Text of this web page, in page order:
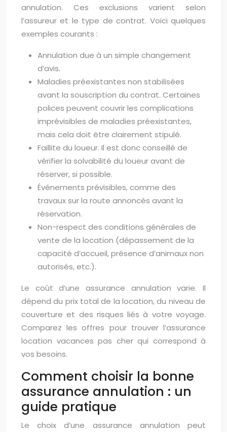
annulation. Ces exclusions varient selon
l’assureur et le type de contrat. Voici quelques
exemples courants :
Annulation due à un simple changement
d’avis.
Maladies préexistantes non stabilisées
avant la souscription du contrat. Certaines
polices peuvent couvrir les complications
imprévisibles de maladies préexistantes,
mais cela doit être clairement stipulé.
Faillite du loueur. Il est donc conseillé de
vérifier la solvabilité du loueur avant de
réserver, si possible.
Événements prévisibles, comme des
travaux sur la route annoncés avant la
réservation.
Non-respect des conditions générales de
vente de la location (dépassement de la
capacité d’accueil, présence d’animaux non
autorisés, etc.).
Le coût d’une assurance annulation varie. Il
dépend du prix total de la location, du niveau de
couverture et des risques liés à votre voyage.
Comparez les offres pour trouver l’assurance
location vacances pas cher qui correspond à
vos besoins.
Comment choisir la bonne
assurance annulation : un
guide pratique
Le choix d’une assurance annulation peut